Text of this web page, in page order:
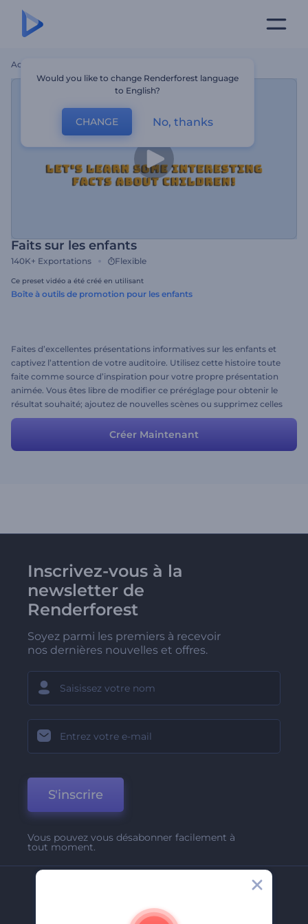
Accueil
Faits sur les enfants
140K+ Exportations Flexible
Ce preset vidéo a été créé en utilisant
Boîte à outils de promotion pour les enfants
Faites d’excellentes présentations informatives sur les enfants et
captivez l’attention de votre auditoire. Utilisez cette histoire toute
faite comme source d’inspiration pour votre propre présentation
animée. Vous êtes libre de modifier ce préréglage pour obtenir le
résultat souhaité; ajoutez de nouvelles scènes ou supprimez celles
dont vous n'avez pas besoin.
Créer Maintenant
Inscrivez-vous à la
newsletter de
Renderforest
Soyez parmi les premiers à recevoir
nos dernières nouvelles et offres.
S'inscrire
Vous pouvez vous désabonner facilement à
tout moment.
A Propos De Nous
Would you like to change Renderforest language
to English?
CHANGE No, thanks